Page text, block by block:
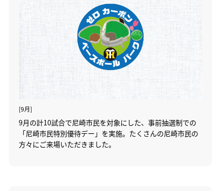
[9月]
9月の計10試合で尼崎市民を対象にした、事前抽選制での
「尼崎市民特別優待デー」を実施。たくさんの尼崎市民の
方々にご来場いただきました。